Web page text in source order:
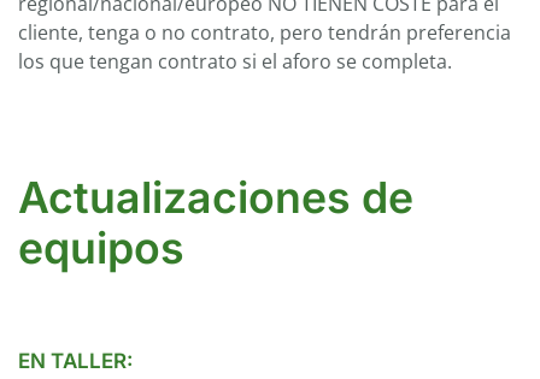
cliente, tenga o no contrato, pero tendrán preferencia
los que tengan contrato si el aforo se completa.
Actualizaciones de
equipos
EN TALLER: